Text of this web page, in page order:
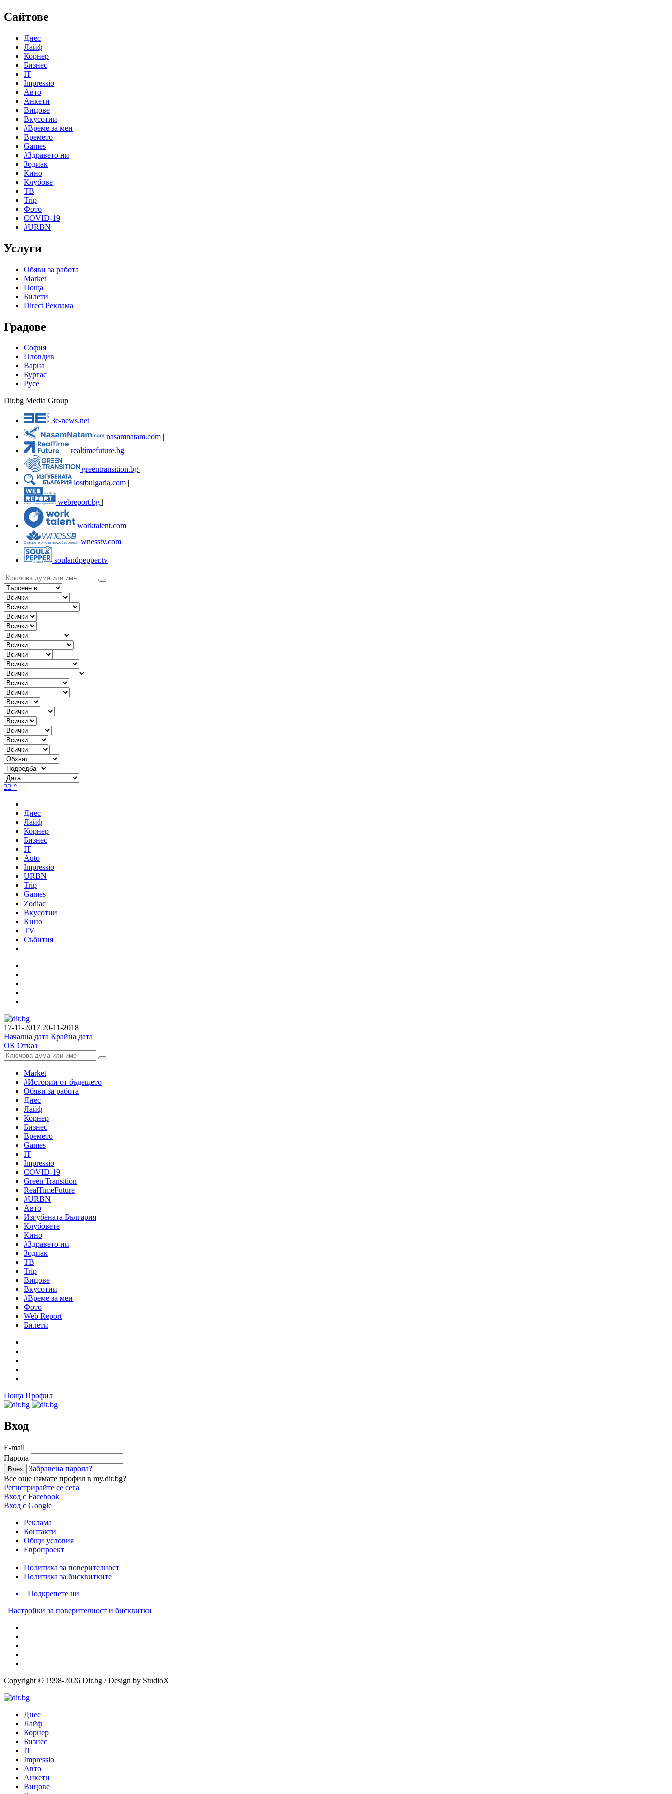
Сайтове
Днес
Лайф
Корнер
Бизнес
IT
Impressio
Авто
Анкети
Вицове
Вкусотии
#Време за мен
Времето
Games
#Здравето ни
Зодиак
Кино
Клубове
ТВ
Trip
Фото
COVID-19
#URBN
Услуги
Обяви за работа
Market
Поща
Билети
Direct Реклама
Градове
София
Пловдив
Варна
Бургас
Русе
Dir.bg Media Group
3e-news.net
nasamnatam.com |
realtimefuture.bg |
greentransition.bg |
lostbulgaria.com |
webreport.bg
worktalent.com |
wnesstv.com |
soulandpepper.tv
22 °
Днес
Лайф
Корнер
Бизнес
IT
Auto
Impressio
URBN
Trip
Games
Zodiac
Вкусотии
Кино
TV
Събития
17-11-2017 20-11-2018
Начална дата Крайна дата
ОК Отказ
Market
#Истории от бъдещето
Обяви за работа
Днес
Лайф
Корнер
Бизнес
Времето
Games
IT
Impressio
COVID-19
Green Transition
RealTimeFuture
#URBN
Авто
Изгубената България
Клубовете
Кино
#Здравето ни
Зодиак
ТВ
Trip
Вицове
Вкусотии
#Време за мен
Фото
Web Report
Билети
Поща Профил
Вход
Е-mail
Парола
Забравена парола?
Все още нямате профил в my.dir.bg?
Регистрирайте се сега
Вход с Facebook
Вход с Google
Реклама
Контакти
Общи условия
Европроект
Политика за поверителност
Политика за бисквитките
Подкрепете ни
Настройки за поверителност и бисквитки
Copyright © 1998-2026 Dir.bg / Design by StudioX
Днес
Лайф
Корнер
Бизнес
IT
Impressio
Авто
Анкети
Вицове